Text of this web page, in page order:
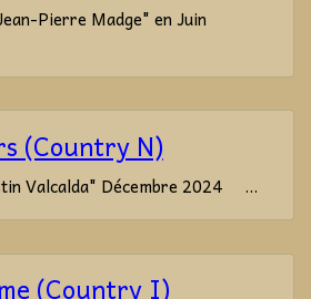
Pierre Madge" en Juin
(Country N)
Valcalda" Décembre 2024 ...
(Country I)